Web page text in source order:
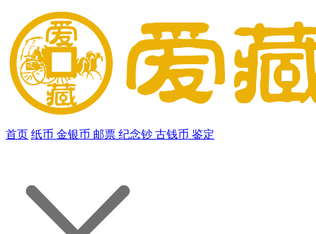
首页 纸币 金银币 邮票 纪念钞 古钱币 鉴定